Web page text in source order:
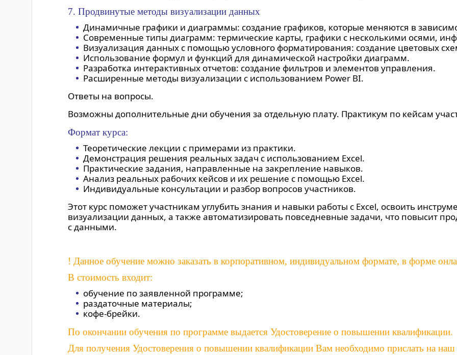
7. Продвинутые методы визуализации данных
Динамичные графики и диаграммы: создание графиков, которые меняются в
Современные типы диаграмм: термические карты, графики с несколькими осями,
Визуализация данных с помощью условного форматирования: создание цветовых
Использование формул и функций для динамической настройки диаграмм.
Разработка интерактивных отчетов: создание фильтров и элементов управления.
Расширенные методы визуализации с использованием Power BI.
Ответы на вопросы.
Возможны дополнительные дни обучения за отдельную плату. Практикум по кейсам
Формат курса:
Теоретические лекции с примерами из практики.
Демонстрация решения реальных задач с использованием Excel.
Практические задания, направленные на закрепление навыков.
Анализ реальных рабочих кейсов и их решение с помощью Excel.
Индивидуальные консультации и разбор вопросов участников.
Этот курс поможет участникам углубить знания и навыки работы с Excel, освоить
визуализации данных, а также автоматизировать повседневные задачи, что повысит
с данными.
! Данное обучение можно заказать в корпоративном, индивидуальном формате, в форме
В стоимость входит:
обучение по заявленной программе;
раздаточные материалы;
кофе-брейки.
По окончании обучения по программе выдается Удостоверение о повышении квалификации.
Для получения Удостоверения о повышении квалификации Вам необходимо прислать на наш